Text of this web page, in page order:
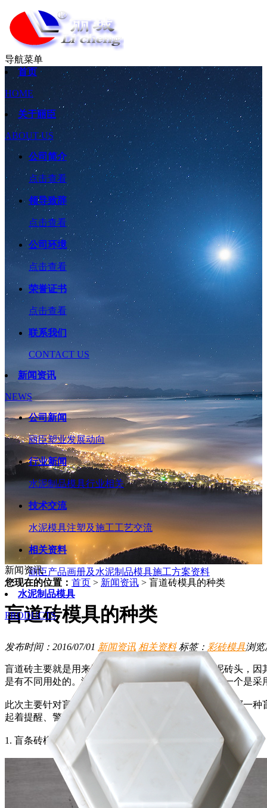
导航菜单
首页
HOME
关于丽臣
ABOUT US
公司简介
点击查看
领导致辞
点击查看
公司环境
点击查看
荣誉证书
点击查看
联系我们
CONTACT US
新闻资讯
NEWS
公司新闻
丽臣塑业发展动向
行业新闻
水泥制品模具行业相关
技术交流
水泥模具注塑及施工工艺交流
相关资料
丽臣产品画册及水泥制品模具施工方案资料
水泥制品模具
PRODUCTS
新闻资讯
您现在的位置： 首页 > 新闻资讯 > 盲道砖模具的种类
盲道砖模具的种类
发布时间：2016/07/01 新闻资讯 相关资料 标签： 彩砖模具浏览
盲道砖主要就是用来铺设盲道，引导盲人行走的水泥砖头，
是有不同用处的。浇筑此类盲道砖基本就两个方式，一个是采
此次主要针对盲道砖模具种类来做一个详解，一般不论哪一种
起着提醒、警示避让盲人的作用。
1. 盲条砖模具